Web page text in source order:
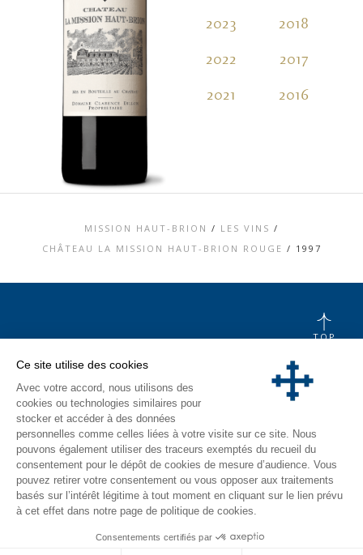
2023
2022
2021
2018
2017
2016
MISSION HAUT-BRION / LES VINS /
CHÂTEAU LA MISSION HAUT-BRION ROUGE / 1997
CHARTE DONNÉES PERSONNELLES &
COOKIES
MÉDIATHÈQUE
VISITE
INSTAGRAM
FACEBOOK
TOP
Ce site utilise des cookies
Avec votre accord, nous utilisons des
cookies ou technologies similaires pour
stocker et accéder à des données
personnelles comme celles liées à votre visite sur ce site. Nous
pouvons également utiliser des traceurs exemptés du recueil du
consentement pour le dépôt de cookies de mesure d’audience. Vous
pouvez retirer votre consentement ou vous opposer aux traitements
basés sur l’intérêt légitime à tout moment en cliquant sur le lien prévu
à cet effet dans notre page de politique de cookies.
Consentements certifiés par